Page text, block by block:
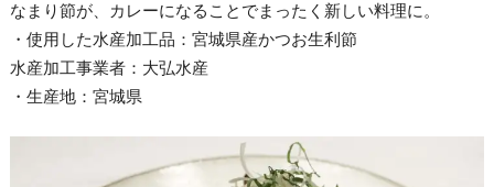
なまり節が、カレーになることでまったく新しい料理に。
・使用した水産加工品：宮城県産かつお生利節
水産加工事業者：大弘水産
・生産地：宮城県